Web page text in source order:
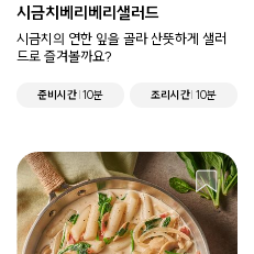
시금치베리베리샐러드
시금치의 연한 잎을 골라 산뜻하게 샐러
드로 즐겨볼까요?
준비시간 10분 조리시간 10분